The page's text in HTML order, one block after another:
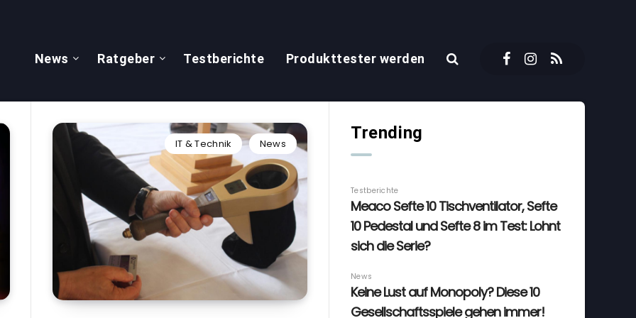
News Ratgeber Testberichte Produkttester werden
IT & Technik News
Trending